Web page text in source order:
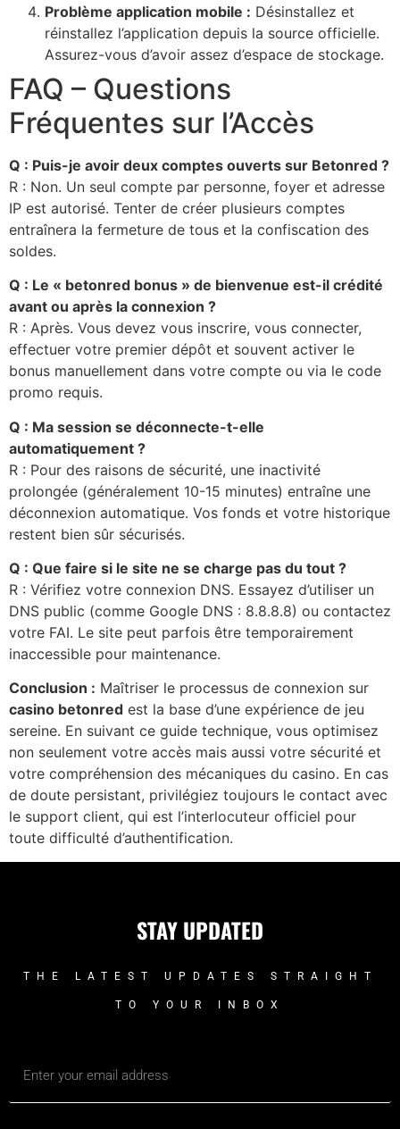
Problème application mobile : Désinstallez et
réinstallez l’application depuis la source officielle.
Assurez-vous d’avoir assez d’espace de stockage.
FAQ – Questions
Fréquentes sur l’Accès
Q : Puis-je avoir deux comptes ouverts sur Betonred ?
R : Non. Un seul compte par personne, foyer et adresse
IP est autorisé. Tenter de créer plusieurs comptes
entraînera la fermeture de tous et la confiscation des
soldes.
Q : Le « betonred bonus » de bienvenue est-il crédité
avant ou après la connexion ?
R : Après. Vous devez vous inscrire, vous connecter,
effectuer votre premier dépôt et souvent activer le
bonus manuellement dans votre compte ou via le code
promo requis.
Q : Ma session se déconnecte-t-elle
automatiquement ?
R : Pour des raisons de sécurité, une inactivité
prolongée (généralement 10-15 minutes) entraîne une
déconnexion automatique. Vos fonds et votre historique
restent bien sûr sécurisés.
Q : Que faire si le site ne se charge pas du tout ?
R : Vérifiez votre connexion DNS. Essayez d’utiliser un
DNS public (comme Google DNS : 8.8.8.8) ou contactez
votre FAI. Le site peut parfois être temporairement
inaccessible pour maintenance.
Conclusion : Maîtriser le processus de connexion sur
casino betonred est la base d’une expérience de jeu
sereine. En suivant ce guide technique, vous optimisez
non seulement votre accès mais aussi votre sécurité et
votre compréhension des mécaniques du casino. En cas
de doute persistant, privilégiez toujours le contact avec
le support client, qui est l’interlocuteur officiel pour
toute difficulté d’authentification.
STAY UPDATED
THE LATEST UPDATES STRAIGHT
TO YOUR INBOX